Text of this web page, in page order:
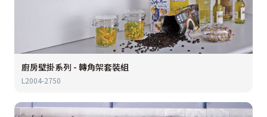
廚房壁掛系列 - 轉角架套裝組
L2004-2750